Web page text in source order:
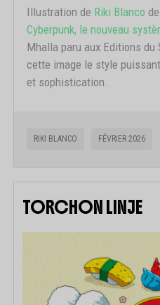
Illustration de Riki Blanco
Cyberpunk, le nouveau
Mhalla paru aux Editions du
cette image le style
et sophistication.
RIKI BLANCO FÉVRIER 2026
TORCHON LINJE